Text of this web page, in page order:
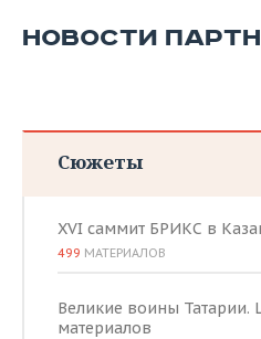
ВОДНЫЕ ВИДЫ СПОРТА
ОБРАЗОВАНИЕ
НОВОСТИ
Сюжеты
XVI саммит БРИКС в
499 МАТЕРИАЛОВ
Великие воины Татарии.
материалов